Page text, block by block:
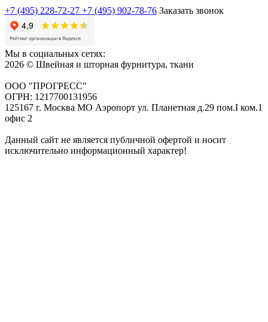
+7 (495) 228-72-27 +7 (495) 902-78-76 Заказать звонок
Мы в социальных сетях:
2026 © Швейная и шторная фурнитура, ткани
ООО "ПРОГРЕСС"
ОГРН: 1217700131956
125167 г. Москва МО Аэропорт ул. Планетная д.29 пом.I ком.1
офис 2
Данный сайт не является публичной офертой и носит
исключительно информационный характер!